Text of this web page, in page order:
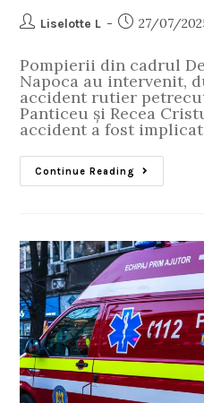
Liselotte L 27/07/
Pompierii din cadrul
Napoca au intervenit,
accident rutier
Panticeu și Recea
accident a fost
Continue Reading